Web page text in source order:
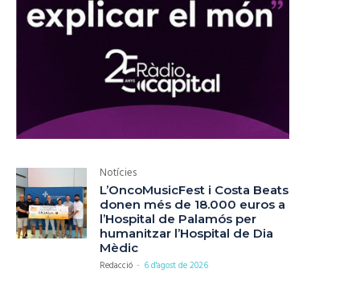
Notícies
L’OncoMusicFest i Costa Beats
donen més de 18.000 euros a
l’Hospital de Palamós per
humanitzar l’Hospital de Dia
Mèdic
Redacció - 6 d'agost de 2026